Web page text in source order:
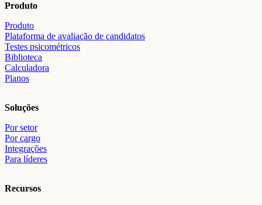
Produto
Produto
Plataforma de avaliação de candidatos
Testes psicométricos
Biblioteca
Calculadora
Planos
Soluções
Por setor
Por cargo
Integrações
Para líderes
Recursos